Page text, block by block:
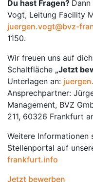
Du hast Fragen?
Vogt, Leitung Facility
juergen.vogt@bvz-
1150.
Wir freuen uns auf
Schaltfläche „Jetzt
Unterlagen an:
Ansprechpartner:
Management, BVZ
211, 60326 Frankfurt
Weitere Informationen
Stellenportal auf
frankfurt.info
Jetzt bewerben